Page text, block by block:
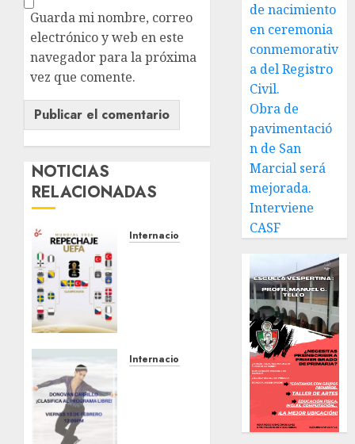
Guarda mi nombre, correo
electrónico y web en este
navegador para la próxima
vez que comente.
NOTICIAS
RELACIONADAS
Internacional
⚽🔥
Internacional
de nacimiento
en ceremonia
conmemorativ
a del Registro
Civil.
Obra de
pavimentació
n de San
Marcial será
mejorada.
Interviene
CASF